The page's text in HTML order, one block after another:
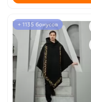
+ 1135 бонусов